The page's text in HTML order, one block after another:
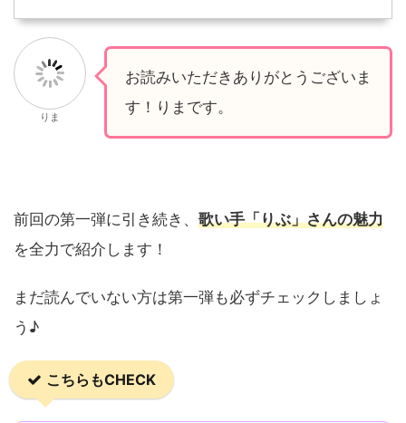
りま
お読みいただきありがとうございま
す！りまです。
前回の第一弾に引き続き、 歌い手「りぶ」さんの魅力
を全力で紹介します！
まだ読んでいない方は第一弾も必ずチェックしましょ
う♪
こちらもCHECK